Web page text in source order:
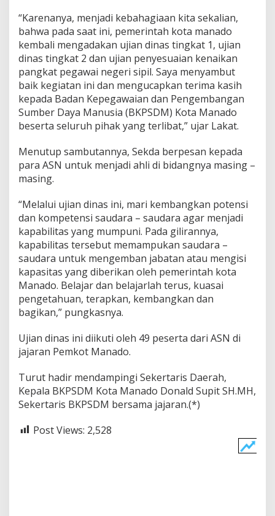
D
i
B
i
d
a
n
M
a
s
n
-
s
i
g
“Karenanya, menjadi kebahagiaan kita sekalian,
bahwa pada saat ini, pemerintah kota manado
kembali mengadakan ujian dinas tingkat 1, ujian
dinas tingkat 2 dan ujian penyesuaian kenaikan
pangkat pegawai negeri sipil. Saya menyambut
baik kegiatan ini dan mengucapkan terima kasih
kepada Badan Kepegawaian dan Pengembangan
Sumber Daya Manusia (BKPSDM) Kota Manado
beserta seluruh pihak yang terlibat,” ujar Lakat.
Menutup sambutannya, Sekda berpesan kepada
para ASN untuk menjadi ahli di bidangnya masing –
masing.
“Melalui ujian dinas ini, mari kembangkan potensi
dan kompetensi saudara – saudara agar menjadi
kapabilitas yang mumpuni. Pada gilirannya,
kapabilitas tersebut memampukan saudara –
saudara untuk mengemban jabatan atau mengisi
kapasitas yang diberikan oleh pemerintah kota
Manado. Belajar dan belajarlah terus, kuasai
pengetahuan, terapkan, kembangkan dan
bagikan,” pungkasnya.
Ujian dinas ini diikuti oleh 49 peserta dari ASN di
jajaran Pemkot Manado.
Turut hadir mendampingi Sekertaris Daerah,
Kepala BKPSDM Kota Manado Donald Supit SH.MH,
Sekertaris BKPSDM bersama jajaran.(*)
Post Views: 2,528